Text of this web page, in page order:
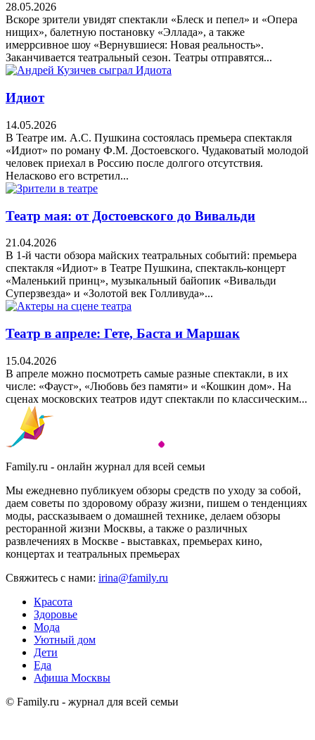
28.05.2026
Вскоре зрители увидят спектакли «Блеск и пепел» и «Опера
нищих», балетную постановку «Эллада», а также
имеррсивное шоу «Вернувшиеся: Новая реальность».
Заканчивается театральный сезон. Театры отправятся...
Идиот
14.05.2026
В Театре им. А.С. Пушкина состоялась премьера спектакля
«Идиот» по роману Ф.М. Достоевского. Чудаковатый молодой
человек приехал в Россию после долгого отсутствия.
Неласково его встретил...
Театр мая: от Достоевского до Вивальди
21.04.2026
В 1-й части обзора майских театральных событий: премьера
спектакля «Идиот» в Театре Пушкина, спектакль-концерт
«Маленький принц», музыкальный байопик «Вивальди
Суперзвезда» и «Золотой век Голливуда»...
Театр в апреле: Гете, Баста и Маршак
15.04.2026
В апреле можно посмотреть самые разные спектакли, в их
числе: «Фауст», «Любовь без памяти» и «Кошкин дом». На
сценах московских театров идут спектакли по классическим...
Family.ru - онлайн журнал для всей семьи
Мы ежедневно публикуем обзоры средств по уходу за собой,
даем советы по здоровому образу жизни, пишем о тенденциях
моды, рассказываем о домашней технике, делаем обзоры
ресторанной жизни Москвы, а также о различных
развлечениях в Москве - выставках, премьерах кино,
концертах и театральных премьерах
Свяжитесь с нами: irina@family.ru
Красота
Здоровье
Мода
Уютный дом
Дети
Еда
Афиша Москвы
© Family.ru - журнал для всей семьи